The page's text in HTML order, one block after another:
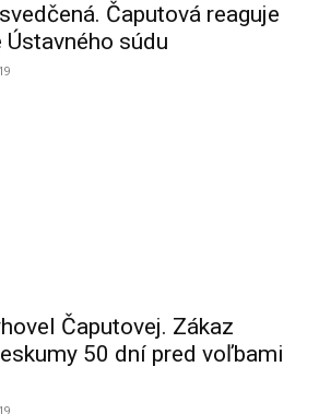
Čaputová reaguje
súdu
Čaputovej. Zákaz
50 dní pred voľbami